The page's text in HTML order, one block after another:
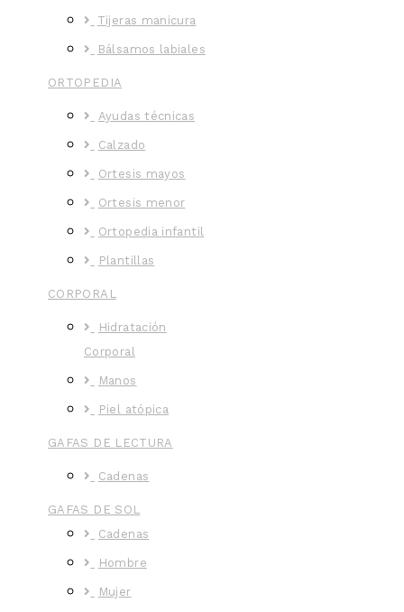
Tijeras manicura
Bálsamos labiales
ORTOPEDIA
Ayudas técnicas
Calzado
Ortesis mayos
Ortesis menor
Ortopedia infantil
Plantillas
CORPORAL
Hidratación
Corporal
Manos
Piel atópica
GAFAS DE LECTURA
Cadenas
GAFAS DE SOL
Cadenas
Hombre
Mujer